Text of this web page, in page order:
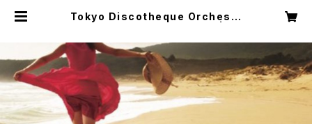
Tokyo Discotheque Orchestr